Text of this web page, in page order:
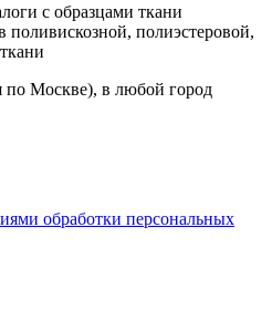
с образцами ткани
поливискозной, полиэстеровой,
по Москве), в любой город
обработки персональных